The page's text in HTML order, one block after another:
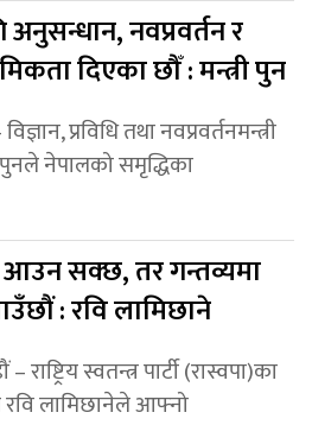
अनुसन्धान, नवप्रवर्तन र
दिएका छौँ : मन्त्री पुन
प्रविधि तथा नवप्रवर्तनमन्त्री
नेपालको समृद्धिका
आउन सक्छ, तर गन्तव्यमा
: रवि लामिछाने
राष्ट्रिय स्वतन्त्र पार्टी (रास्वपा)का
लामिछानेले आफ्नो